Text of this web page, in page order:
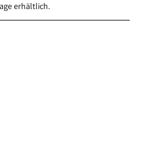
erhältlich.